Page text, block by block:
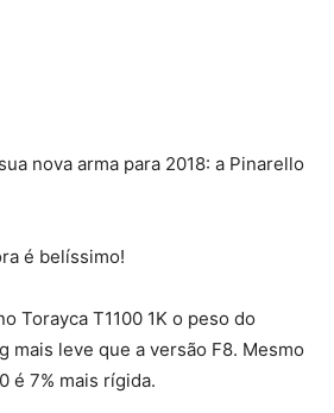
nova arma para 2018: a Pinarello
é belíssimo!
Torayca T1100 1K o peso do
mais leve que a versão F8. Mesmo
é 7% mais rígida.